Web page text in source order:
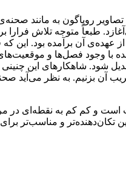
هم‌نشینی تصاویر رویاگون به
طبعاً متوجه تلاش
عهده‌ی آن برآمده بود. این
وجود فصل‌ها و موقعیت‌های
شود. شاهکارهای این
آن بزنیم. به نظر می‌آید
است و کم کم به نقطه‌ای در
و مناسب‌تر